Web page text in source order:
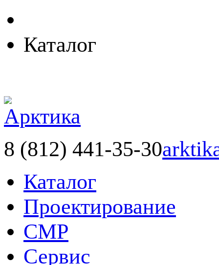
Каталог
8 (812) 441-35-30
Каталог
Проектирование
СМР
Сервис